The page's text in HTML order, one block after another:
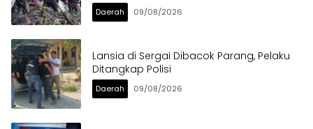
Daerah 09/08/2026
Lansia di Sergai Dibacok Parang, Pelaku
Ditangkap Polisi
Daerah 09/08/2026